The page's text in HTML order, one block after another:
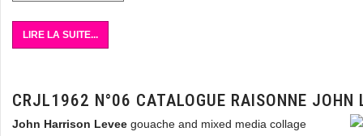
LIRE LA SUITE...
CRJL1962 N°06 CATALOGUE RAISONNE JOHN
John Harrison Levee gouache and mixed media collage